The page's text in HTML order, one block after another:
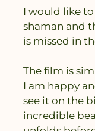
I would like
shaman and
is missed in
The film is
I am happy
see it on the
incredible